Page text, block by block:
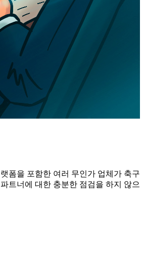
폼을 포함한 여러 무인가 업체가 축구
트너에 대한 충분한 점검을 하지 않으